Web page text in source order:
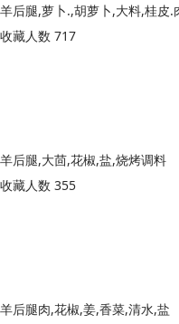
羊后腿,萝卜.,胡萝卜,大料,桂皮
收藏人数 717
羊后腿,大茴,花椒,盐,烧烤调料
收藏人数 355
羊后腿肉,花椒,姜,香菜,清水,盐